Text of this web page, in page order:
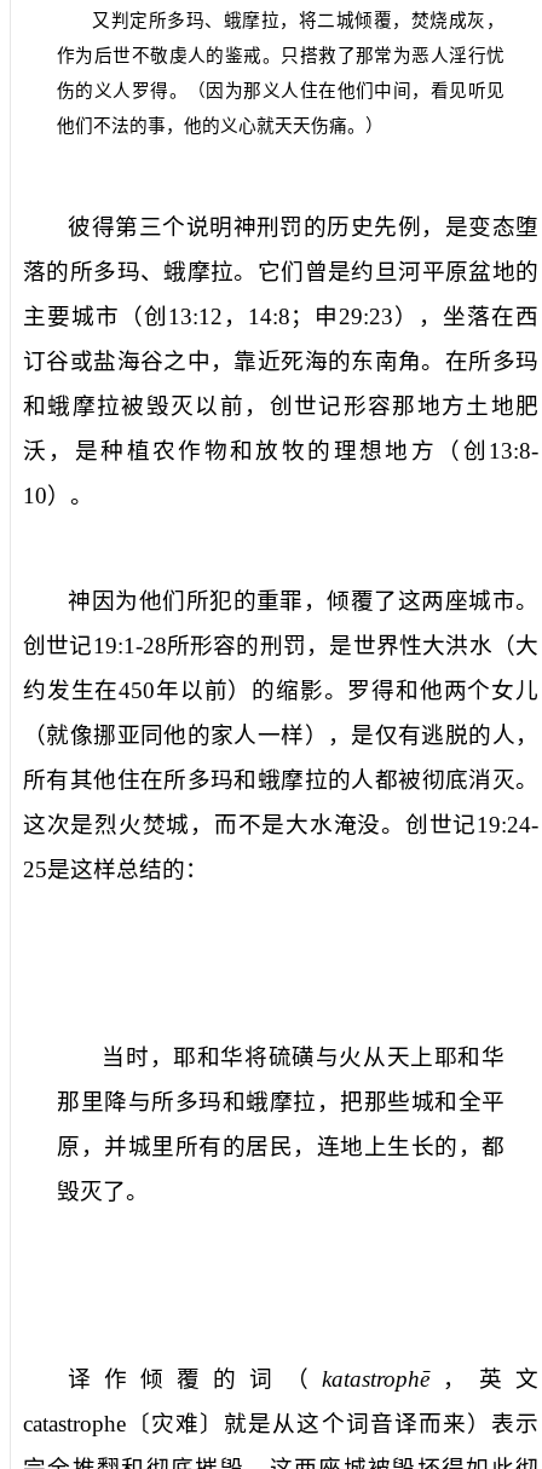
又判定所多玛、蛾摩拉，将二城倾覆，焚烧成灰，
作为后世不敬虔人的鉴戒。只搭救了那常为恶人淫行忧
伤的义人罗得。（因为那义人住在他们中间，看见听见
他们不法的事，他的义心就天天伤痛。）
彼得第三个说明神刑罚的历史先例，是变态堕
落的所多玛、蛾摩拉。它们曾是约旦河平原盆地的
主要城市（创 13:12 ， 14:8；申29:23），坐落在西
订谷或盐海谷之中，靠近死海的东南角。在所多玛
和蛾摩拉被毁灭以前，创世记形容那地方土地肥
沃，是种植农作物和放牧的理想地方（创 13:8-
10）。
神因为他们所犯的重罪，倾覆了这两座城市。
创世记19:1-28所形容的刑罚，是世界性大洪水（大
约发生在450年以前）的缩影。罗得和他两个女儿
（就像挪亚同他的家人一样），是仅有逃脱的人，
所有其他住在所多玛和蛾摩拉的人都被彻底消灭。
这次是烈火焚城，而不是大水淹没。创世记19:24-
25是这样总结的：
当时，耶和华将硫磺与火从天上耶和华
那里降与所多玛和蛾摩拉，把那些城和全平
原，并城里所有的居民，连地上生长的，都
毁灭了。
译作倾覆 的词（katastrophē，英文
catastrophe 〔灾难〕就是从这个词音译而来）表示